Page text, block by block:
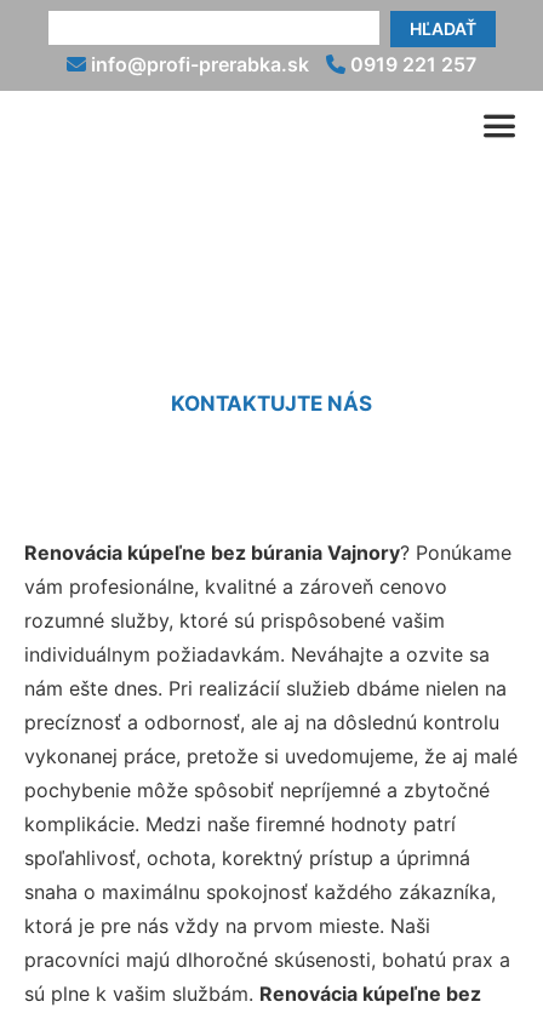
HĽADAŤ
info@profi-prerabka.sk 0919 221 257
KONTAKTUJTE NÁS
Renovácia kúpeľne bez búrania Vajnory? Ponúkame
vám profesionálne, kvalitné a zároveň cenovo
rozumné služby, ktoré sú prispôsobené vašim
individuálnym požiadavkám. Neváhajte a ozvite sa
nám ešte dnes. Pri realizácií služieb dbáme nielen na
precíznosť a odbornosť, ale aj na dôslednú kontrolu
vykonanej práce, pretože si uvedomujeme, že aj malé
pochybenie môže spôsobiť nepríjemné a zbytočné
komplikácie. Medzi naše firemné hodnoty patrí
spoľahlivosť, ochota, korektný prístup a úprimná
snaha o maximálnu spokojnosť každého zákazníka,
ktorá je pre nás vždy na prvom mieste. Naši
pracovníci majú dlhoročné skúsenosti, bohatú prax a
sú plne k vašim službám. Renovácia kúpeľne bez